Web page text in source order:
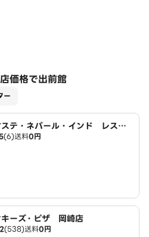
価格で出前館
ー
テ・ネパール・インド レスト
(6)送料0円
キーズ・ピザ 岡崎店
(538)送料0円